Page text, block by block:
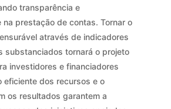
transparência e
na prestação de contas. Tornar o
através de indicadores
substanciados tornará o projeto
investidores e financiadores
eficiente dos recursos e o
os resultados garantem a